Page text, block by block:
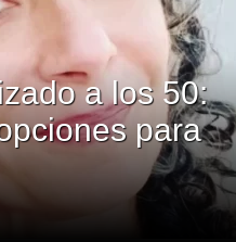
a los 50:
para